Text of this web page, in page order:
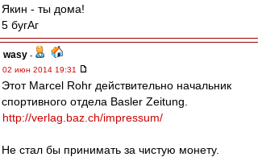
Якин - ты дома!
5 бугАг
wasy -
02 июн 2014 19:31
Этот Marcel Rohr действительно начальник
спортивного отдела Basler Zeitung.
http://verlag.baz.ch/impressum/
Не стал бы принимать за чистую монету.